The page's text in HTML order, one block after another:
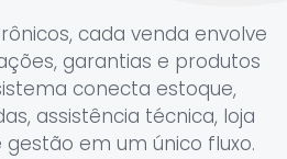
cada venda envolve
garantias e produtos
conecta estoque,
assistência técnica, loja
em um único fluxo.